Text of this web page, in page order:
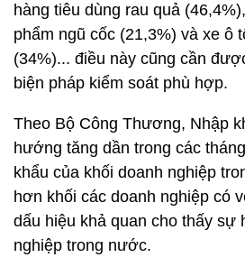
hàng tiêu dùng rau quả
phẩm ngũ cốc (21,3%) và xe ô
(34%)... điều này cũng cần
biện pháp kiểm soát phù hợp.
Theo Bộ Công Thương, Nhập
hướng tăng dần trong các
khẩu của khối doanh nghiệp
hơn khối các doanh nghiệp có
dấu hiệu khả quan cho thấy sự
nghiệp trong nước.